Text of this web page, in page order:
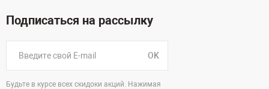
Подписаться на рассылку
OK
Будьте в курсе всех скидоки акций. Нажимая